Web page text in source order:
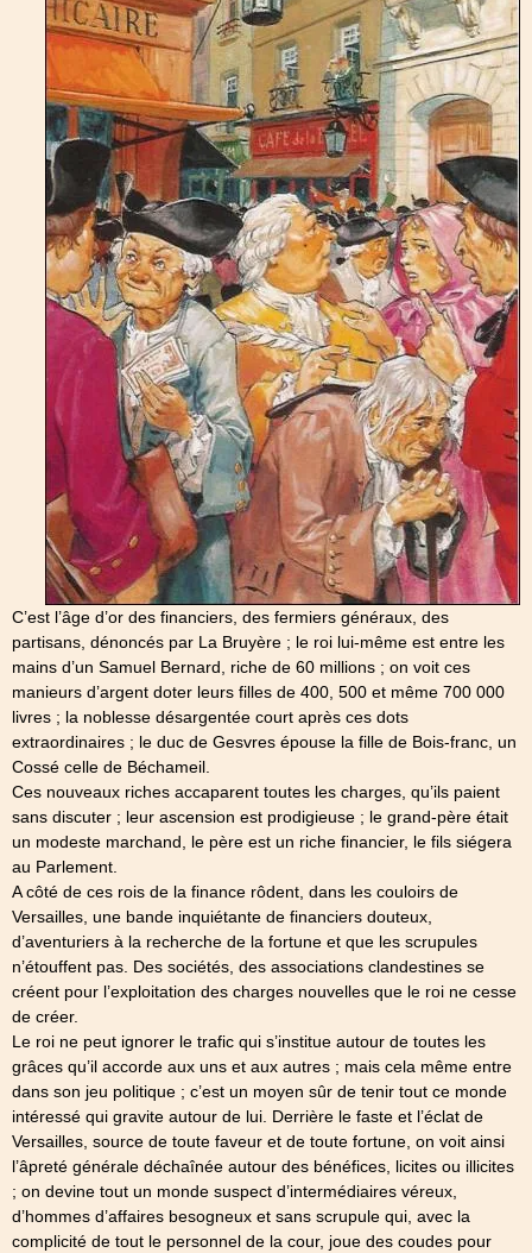
C’est l’âge d’or des financiers, des fermiers généraux, des
partisans, dénoncés par La Bruyère ; le roi lui-même est entre les
mains d’un Samuel Bernard, riche de 60 millions ; on voit ces
manieurs d’argent doter leurs filles de 400, 500 et même 700 000
livres ; la noblesse désargentée court après ces dots
extraordinaires ; le duc de Gesvres épouse la fille de Bois-franc, un
Cossé celle de Béchameil.
Ces nouveaux riches accaparent toutes les charges, qu’ils paient
sans discuter ; leur ascension est prodigieuse ; le grand-père était
un modeste marchand, le père est un riche financier, le fils siégera
au Parlement.
A côté de ces rois de la finance rôdent, dans les couloirs de
Versailles, une bande inquiétante de financiers douteux,
d’aventuriers à la recherche de la fortune et que les scrupules
n’étouffent pas. Des sociétés, des associations clandestines se
créent pour l’exploitation des charges nouvelles que le roi ne cesse
de créer.
Le roi ne peut ignorer le trafic qui s’institue autour de toutes les
grâces qu’il accorde aux uns et aux autres ; mais cela même entre
dans son jeu politique ; c’est un moyen sûr de tenir tout ce monde
intéressé qui gravite autour de lui. Derrière le faste et l’éclat de
Versailles, source de toute faveur et de toute fortune, on voit ainsi
l’âpreté générale déchaînée autour des bénéfices, licites ou illicites
; on devine tout un monde suspect d’intermédiaires véreux,
d’hommes d’affaires besogneux et sans scrupule qui, avec la
complicité de tout le personnel de la cour, joue des coudes pour